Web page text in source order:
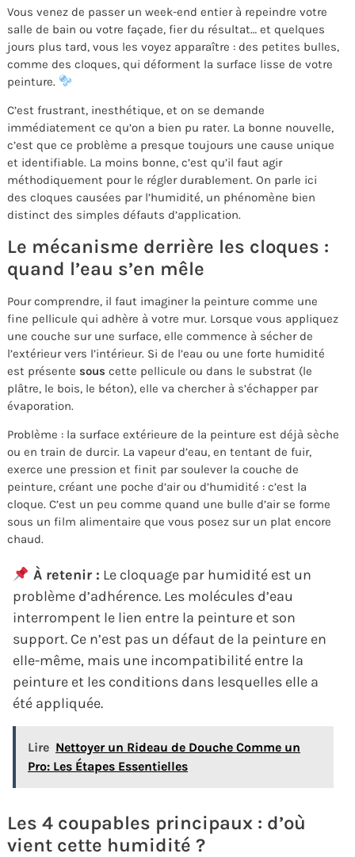
Vous venez de passer un week-end entier à repeindre votre
salle de bain ou votre façade, fier du résultat… et quelques
jours plus tard, vous les voyez apparaître : des petites bulles,
comme des cloques, qui déforment la surface lisse de votre
peinture.
C’est frustrant, inesthétique, et on se demande
immédiatement ce qu’on a bien pu rater. La bonne nouvelle,
c’est que ce problème a presque toujours une cause unique
et identifiable. La moins bonne, c’est qu’il faut agir
méthodiquement pour le régler durablement. On parle ici
des cloques causées par l’humidité, un phénomène bien
distinct des simples défauts d’application.
Le mécanisme derrière les cloques :
quand l’eau s’en mêle
Pour comprendre, il faut imaginer la peinture comme une
fine pellicule qui adhère à votre mur. Lorsque vous appliquez
une couche sur une surface, elle commence à sécher de
l’extérieur vers l’intérieur. Si de l’eau ou une forte humidité
est présente sous cette pellicule ou dans le substrat (le
plâtre, le bois, le béton), elle va chercher à s’échapper par
évaporation.
Problème : la surface extérieure de la peinture est déjà sèche
ou en train de durcir. La vapeur d’eau, en tentant de fuir,
exerce une pression et finit par soulever la couche de
peinture, créant une poche d’air ou d’humidité : c’est la
cloque. C’est un peu comme quand une bulle d’air se forme
sous un film alimentaire que vous posez sur un plat encore
chaud.
À retenir : Le cloquage par humidité est un
problème d’adhérence. Les molécules d’eau
interrompent le lien entre la peinture et son
support. Ce n’est pas un défaut de la peinture en
elle-même, mais une incompatibilité entre la
peinture et les conditions dans lesquelles elle a
été appliquée.
Lire Nettoyer un Rideau de Douche Comme un
Pro: Les Étapes Essentielles
Les 4 coupables principaux : d’où
vient cette humidité ?